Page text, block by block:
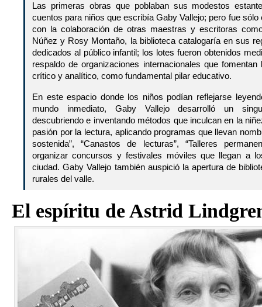
Las primeras obras que poblaban sus modestos
cuentos para niños que escribía Gaby Vallejo; pero fue sólo
con la colaboración de otras maestras y escritoras
Núñez y Rosy Montaño, la biblioteca catalogaría en sus
dedicados al público infantil; los lotes fueron obtenidos
respaldo de organizaciones internacionales que
crítico y analítico, como fundamental pilar educativo.
En este espacio donde los niños podían reflejarse
mundo inmediato, Gaby Vallejo desarrolló un
descubriendo e inventando métodos que inculcan en la
pasión por la lectura, aplicando programas que llevan
sostenida”, “Canastos de lecturas”, “Talleres
organizar concursos y festivales móviles que llegan a
ciudad. Gaby Vallejo también auspició la apertura de
rurales del valle.
El espíritu de Astrid